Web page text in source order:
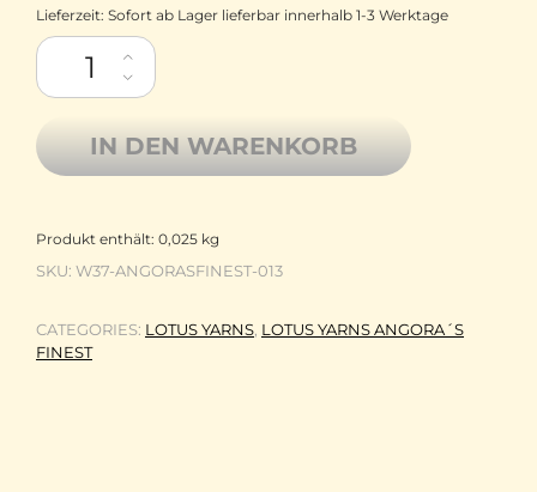
Lieferzeit: Sofort ab Lager lieferbar innerhalb 1-3 Werktage
Lotus Yarn Angora´s Finest - nur zertifiziertes, ausgekämmtes
IN DEN WARENKORB
Produkt enthält: 0,025 kg
SKU: W37-ANGORASFINEST-013
CATEGORIES: LOTUS YARNS LOTUS YARNS ANGORA´S
FINEST